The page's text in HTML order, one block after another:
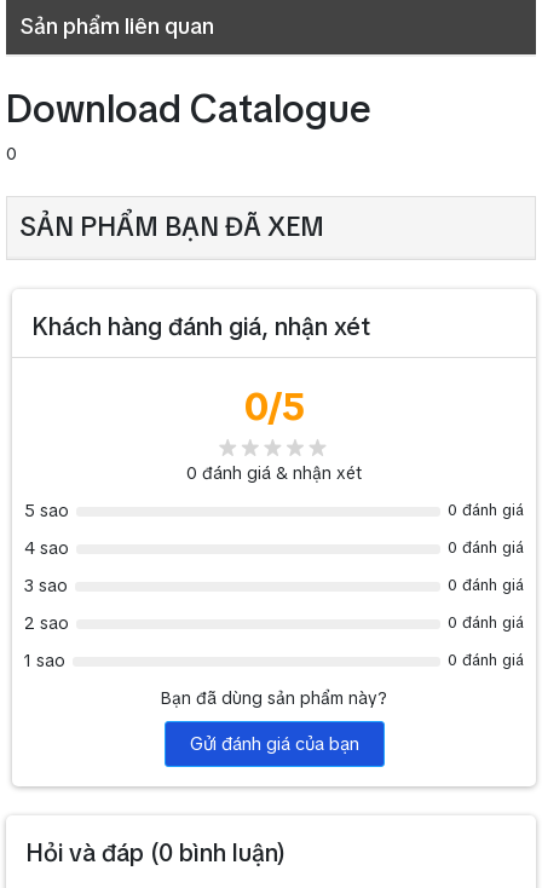
Sản phẩm liên quan
Download Catalogue
0
SẢN PHẨM BẠN ĐÃ XEM
Khách hàng đánh giá, nhận xét
0/5
0 đánh giá & nhận xét
5 sao
0 đánh giá
4 sao 0 đánh giá
3 sao 0 đánh giá
2 sao 0 đánh giá
1 sao 0 đánh giá
Bạn đã dùng sản phẩm này?
Gửi đánh giá của bạn
Hỏi và đáp (0 bình luận)